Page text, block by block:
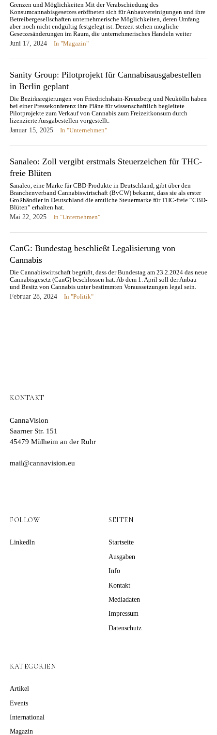
Grenzen und Möglichkeiten Mit der Verabschiedung des
Konsumcannabisgesetzes eröffneten sich für Anbauvereinigungen und ihre
Betreibergesellschaften unternehmerische Möglichkeiten, deren Umfang
aber noch nicht endgültig festgelegt ist. Derzeit stehen mögliche
Gesetzesänderungen im Raum, die unternehmerisches Handeln weiter
einschränken würden. Entsprechend stellt sich die Frage, wie Erfolg im
Cannabis-Business realisierbar ist. Dafür ist…
Juni 17, 2024 In "Magazin"
Sanity Group: Pilotprojekt für Cannabisausgabestellen
in Berlin geplant
Die Bezirksregierungen von Friedrichshain-Kreuzberg und Neukölln haben
bei einer Pressekonferenz ihre Pläne für wissenschaftlich begleitete
Pilotprojekte zum Verkauf von Cannabis zum Freizeitkonsum durch
lizenzierte Ausgabestellen vorgestellt.
Januar 15, 2025
In "Unternehmen"
Sanaleo: Zoll vergibt erstmals Steuerzeichen für THC-
freie Blüten
Sanaleo, eine Marke für CBD-Produkte in Deutschland, gibt über den
Branchenverband Cannabiswirtschaft (BvCW) bekannt, dass sie als erster
Großhändler in Deutschland die amtliche Steuermarke für THC-freie “CBD-
Blüten” erhalten hat.
Mai 22, 2025
In "Unternehmen"
CanG: Bundestag beschließt Legalisierung von
Cannabis
Die Cannabiswirtschaft begrüßt, dass der Bundestag am 23.2.2024 das neue
Cannabisgesetz (CanG) beschlossen hat. Ab dem 1. April soll der Anbau
und Besitz von Cannabis unter bestimmten Voraussetzungen legal sein.
Februar 28, 2024
In "Politik"
KONTAKT
CannaVision
Saarner Str. 151
45479 Mülheim an der Ruhr
mail@cannavision.eu
FOLLOW
LinkedIn
SEITEN
Startseite
Ausgaben
Info
Kontakt
Mediadaten
Impressum
Datenschutz
KATEGORIEN
Artikel
Events
International
Magazin